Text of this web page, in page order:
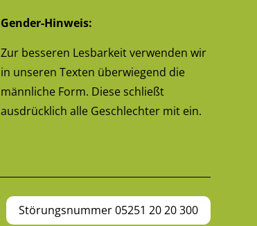
Gender-Hinweis:
Zur besseren Lesbarkeit verwenden wir
in unseren Texten überwiegend die
männliche Form. Diese schließt
ausdrücklich alle Geschlechter mit ein.
Störungsnummer 05251 20 20 300